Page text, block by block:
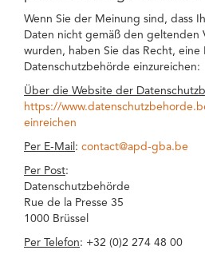
Wenn Sie der Meinung sind, dass
Daten nicht gemäß den geltenden
wurden, haben Sie das Recht,
Datenschutzbehörde einzureichen:
Über die Website der
https://
einreichen
Per E-Mail : contact@apd-gba.be
Per Post:
Datenschutzbehörde
Rue de la Presse 35
1000 Brüssel
Per Telefon: +32 (0)2 274 48 00